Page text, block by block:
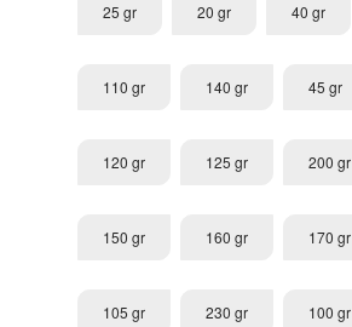
25 gr 20 gr 40 gr
110 gr 140 gr 45 gr
120 gr 125 gr 200 gr
150 gr 160 gr 170 gr
105 gr 230 gr 100 gr